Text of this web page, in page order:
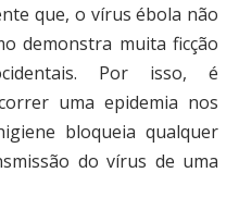
que, o vírus ébola não
demonstra muita ficção
Por isso, é
uma epidemia nos
bloqueia qualquer
do vírus de uma